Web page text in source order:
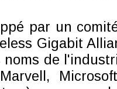
par un
Gigabit
de